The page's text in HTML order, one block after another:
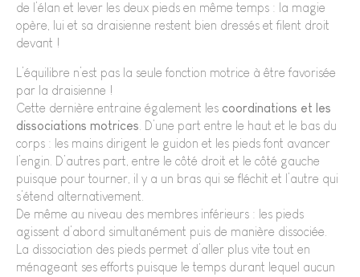
de l’élan et lever les deux pieds en même temps : la magie
opère, lui et sa draisienne restent bien dressés et filent droit
devant !
L’équilibre n’est pas la seule fonction motrice à être favorisée
par la draisienne !
Cette dernière entraine également les coordinations et les
dissociations motrices . D’une part entre le haut et le bas du
corps : les mains dirigent le guidon et les pieds font avancer
l’engin. D’autres part, entre le côté droit et le côté gauche
puisque pour tourner, il y a un bras qui se fléchit et l’autre qui
s’étend alternativement.
De même au niveau des membres inférieurs : les pieds
agissent d’abord simultanément puis de manière dissociée.
La dissociation des pieds permet d’aller plus vite tout en
ménageant ses efforts puisque le temps durant lequel aucun